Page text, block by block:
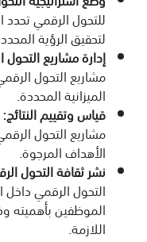
للتحول الرقمي تحدد
لتحقيق الرؤية
إدارة مشاريع
مشاريع التحول
الميزانية المحددة.
قياس وتقييم النتائج:
مشاريع التحول
الأهداف المرجوة.
نشر ثقافة التحول
التحول الرقمي
الموظفين بأهميته
اللازمة.